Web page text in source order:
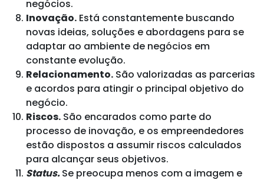
negócios.
Inovação. Está constantemente buscando
novas ideias, soluções e abordagens para se
adaptar ao ambiente de negócios em
constante evolução.
Relacionamento. São valorizadas as parcerias
e acordos para atingir o principal objetivo do
negócio.
Riscos. São encarados como parte do
processo de inovação, e os empreendedores
estão dispostos a assumir riscos calculados
para alcançar seus objetivos.
Status.Se preocupa menos com a imagem e